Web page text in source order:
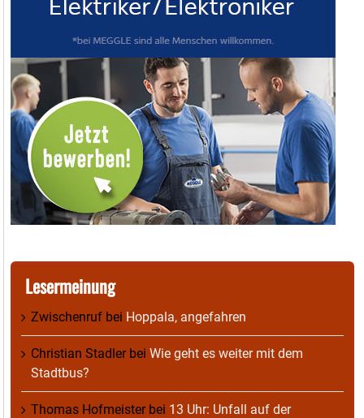
Lesermeinung
Zwischenruf bei Hoppala, angefahren
Christian Stadlerbei Wie geht es weiter mit dem
Stadtbus?
Thomas Hofmeisterbei 13 Uhr: Unfall auf der